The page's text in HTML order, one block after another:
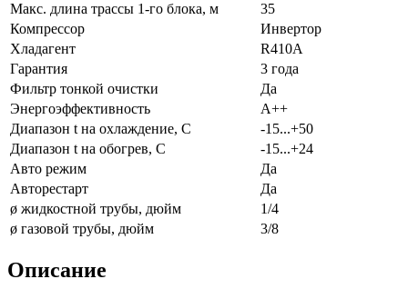
Макс. длина трассы 1-го блока, м
35
Компрессор
Инвертор
Хладагент
R410A
Гарантия
3 года
Фильтр тонкой очистки
Да
Энергоэффективность
A++
Диапазон t на охлаждение, С
-15...+50
Диапазон t на обогрев, С
-15...+24
Авто режим
Да
Авторестарт
Да
ø жидкостной трубы, дюйм
1/4
ø газовой трубы, дюйм
3/8
Описание